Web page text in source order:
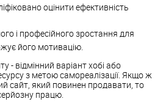
оцінити ефективність
і професійного зростання для
його мотивацію.
- відмінний варіант хобі або
з метою самореалізації. Якщо ж
сайт, який повинен продавати, то
працю.